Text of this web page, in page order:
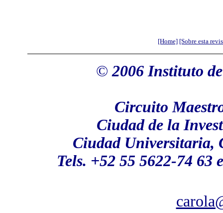
[Home] [Sobre esta
© 2006Instituto
Circuito
Ciudad de la
Ciudad Universitaria,
Tels. +52 55 5622-74 63